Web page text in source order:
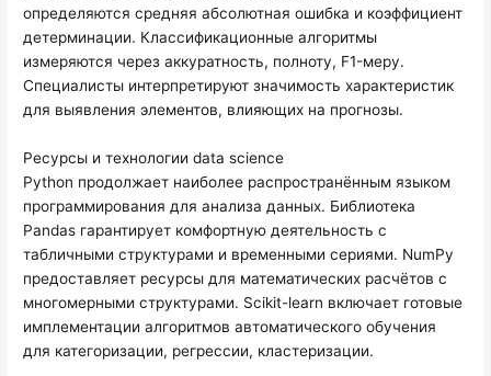
определяются средняя абсолютная ошибка и коэффициент
детерминации. Классификационные алгоритмы
измеряются через аккуратность, полноту, F1-меру.
Специалисты интерпретируют значимость характеристик
для выявления элементов, влияющих на прогнозы.
Ресурсы и технологии data science
Python продолжает наиболее распространённым языком
программирования для анализа данных. Библиотека
Pandas гарантирует комфортную деятельность с
табличными структурами и временными сериями. NumPy
предоставляет ресурсы для математических расчётов с
многомерными структурами. Scikit-learn включает готовые
имплементации алгоритмов автоматического обучения
для категоризации, регрессии, кластеризации.